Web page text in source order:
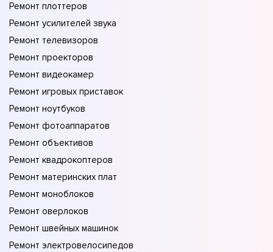
Ремонт плоттеров
Ремонт усилителей звука
Ремонт телевизоров
Ремонт проекторов
Ремонт видеокамер
Ремонт игровых приставок
Ремонт ноутбуков
Ремонт фотоаппаратов
Ремонт объективов
Ремонт квадрокоптеров
Ремонт материнских плат
Ремонт моноблоков
Ремонт оверлоков
Ремонт швейных машинок
Ремонт электровелосипедов